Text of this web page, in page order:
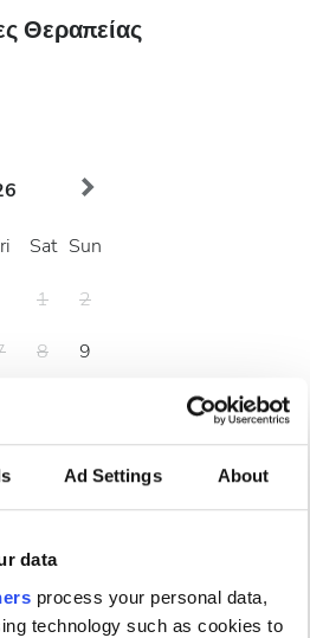
Ad Settings About
data
process your personal data,
technology such as cookies to
Θεραπείας
Sat Sun
1
2
8
9
29
30